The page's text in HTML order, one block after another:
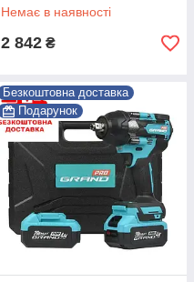
Немає в наявності
2 842 ₴
Безкоштовна доставка
Подарунок